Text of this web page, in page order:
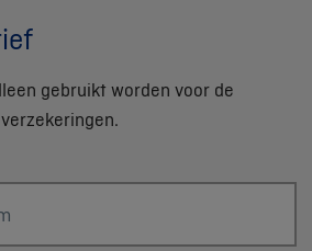
gebruikt worden voor de